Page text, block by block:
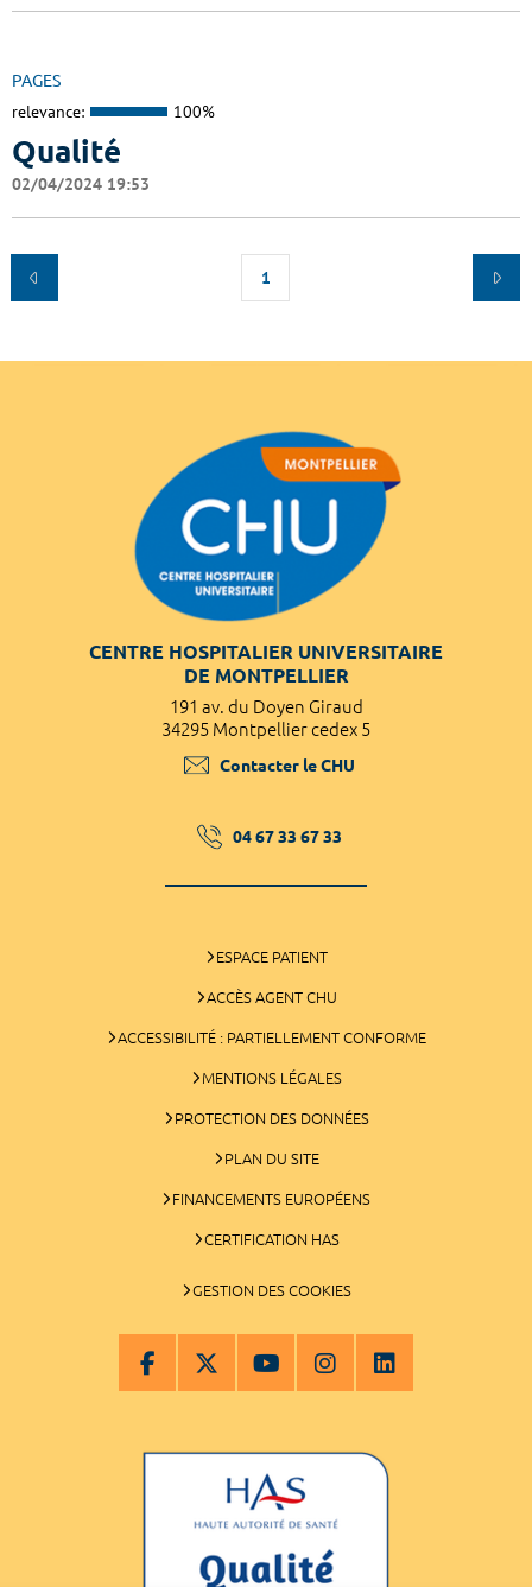
PAGES
relevance: 100%
Qualité
02/04/2024 19:53
1
CENTRE HOSPITALIER UNIVERSITAIRE
DE MONTPELLIER
191 av. du Doyen Giraud
34295 Montpellier cedex 5
Contacter le CHU
04 67 33 67 33
ESPACE PATIENT
ACCÈS AGENT CHU
ACCESSIBILITÉ : PARTIELLEMENT CONFORME
MENTIONS LÉGALES
PROTECTION DES DONNÉES
PLAN DU SITE
FINANCEMENTS EUROPÉENS
CERTIFICATION HAS
GESTION DES COOKIES